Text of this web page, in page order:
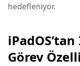
hedefleniyor.
Görev